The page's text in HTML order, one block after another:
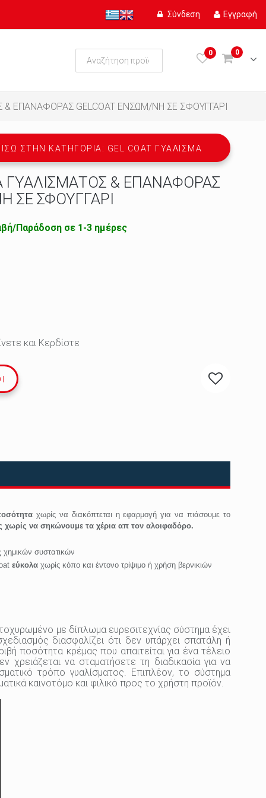
Σύνδεση Εγγραφή
0
0
& ΕΠΑΝΑΦΟΡΑΣ GELCOAT ΕΝΣΩΜ/ΝΗ ΣΕ ΣΦΟΥΓΓΑΡΙ
ΣΤΗΝ ΚΑΤΗΓΟΡΊΑ: GEL COAT ΓΥΆΛΙΣΜΑ
ΓΥΑΛΙΣΜΑΤΟΣ & ΕΠΑΝΑΦΟΡΑΣ
ΣΕ ΣΦΟΥΓΓΑΡΙ
Παράδοση σε 1-3 ημέρες
και Κερδίστε
χωρίς να διακόπτεται η εφαρμογή για να πιάσουμε το
χωρίς να σηκώνουμε τα χέρια απ τον αλοιφαδόρο.
χημικών συστατικών
εύκολα χωρίς κόπο και έντονο τρίψιμο ή χρήση βερνικιών
με δίπλωμα ευρεσιτεχνίας σύστημα έχει
διασφαλίζει ότι δεν υπάρχει σπατάλη ή
ποσότητα κρέμας που απαιτείται για ένα τέλειο
χρειάζεται να σταματήσετε τη διαδικασία για να
τρόπο γυαλίσματος. Επιπλέον, το σύστημα
καινοτόμο και φιλικό προς το χρήστη προϊόν.